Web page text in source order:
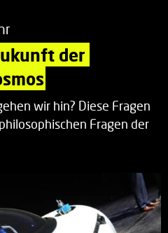
der
wir hin? Diese Fragen
Fragen der